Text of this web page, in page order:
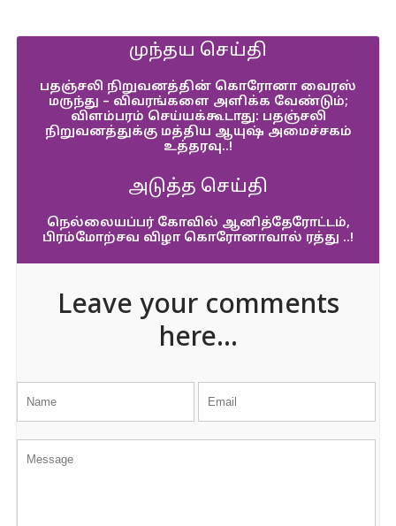
முந்தய செய்தி
பதஞ்சலி நிறுவனத்தின் கொரோனா வைரஸ்
மருந்து – விவரங்களை அளிக்க வேண்டும்;
விளம்பரம் செய்யக்கூடாது: பதஞ்சலி
நிறுவனத்துக்கு மத்திய ஆயுஷ் அமைச்சகம்
உத்தரவு..!
அடுத்த செய்தி
நெல்லையப்பர் கோவில் ஆனித்தேரோட்டம்,
பிரம்மோற்சவ விழா கொரோனாவால் ரத்து ..!
Leave your comments
here...